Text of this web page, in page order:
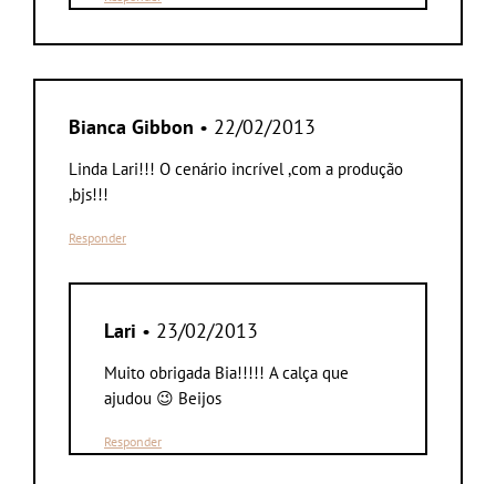
Bianca Gibbon • 22/02/2013
Linda Lari!!! O cenário incrível ,com a produção
,bjs!!!
Responder
Lari • 23/02/2013
Muito obrigada Bia!!!!! A calça que
ajudou 😉 Beijos
Responder